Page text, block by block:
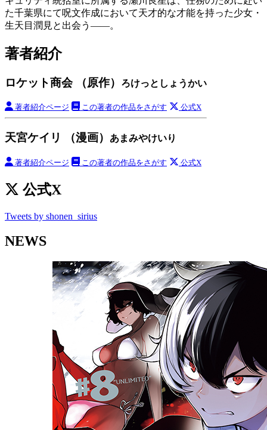
た千葉県にて呪文作成において天才的な才能を持った少女・
生天目潤見と出会う――。
著者紹介
ロケット商会 （原作） ろけっとしょうかい
著者紹介ページ この著者の作品をさがす 公式X
天宮ケイリ （漫画） あまみやけいり
著者紹介ページ この著者の作品をさがす 公式X
公式X
Tweets by shonen_sirius
NEWS